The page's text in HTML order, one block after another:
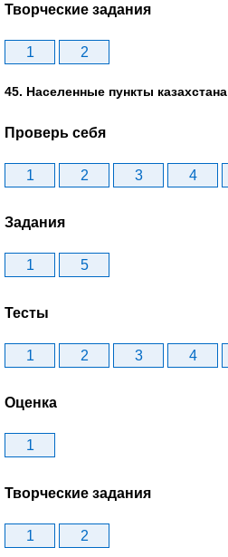
Творческие задания
1 2
45. Населенные пункты казахстана
Проверь себя
1 2 3 4
Задания
1 5
Тесты
1 2 3 4
Оценка
1
Творческие задания
1 2